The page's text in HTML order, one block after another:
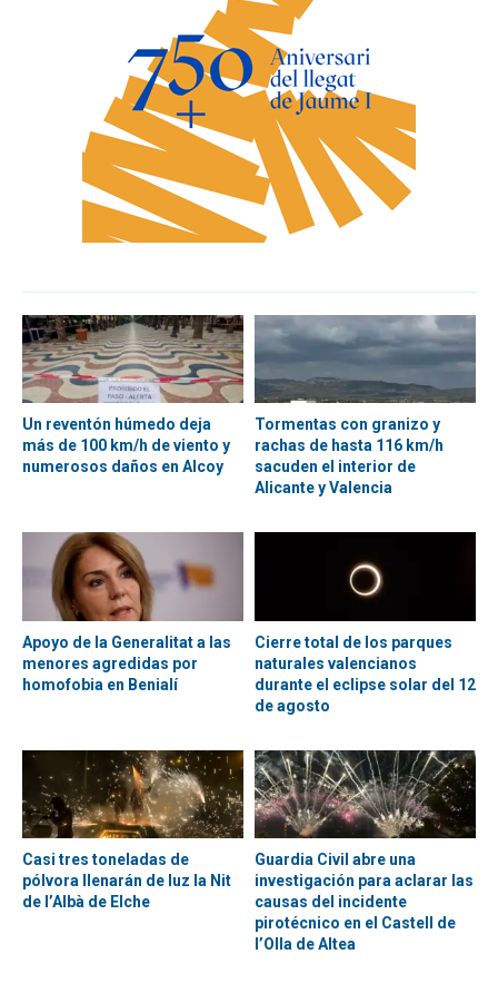
Un reventón húmedo deja
más de 100 km/h de viento y
numerosos daños en Alcoy
Tormentas con granizo y
rachas de hasta 116 km/h
sacuden el interior de
Alicante y Valencia
Apoyo de la Generalitat a las
menores agredidas por
homofobia en Benialí
Cierre total de los parques
naturales valencianos
durante el eclipse solar del 12
de agosto
Casi tres toneladas de
pólvora llenarán de luz la Nit
de l’Albà de Elche
Guardia Civil abre una
investigación para aclarar las
causas del incidente
pirotécnico en el Castell de
l’Olla de Altea